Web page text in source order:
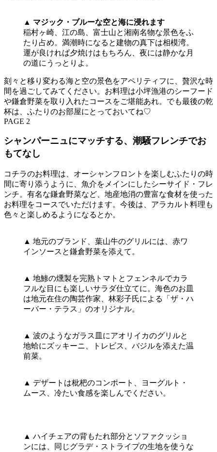
▲ マジック・ブルーな空と海に浸れます
稲村ヶ崎、江の島、富士山と湘南名物な景色をふ
たり占め。満潮時になると建物の真下は相模湾。
運が良ければ夕焼けはもちろん、夜には静かな月
の道にうっとりよ。
刻々と移り変わる海と空の景色をアペリティフに、贅沢な時
間を過ごしてみてください。お料理は小坪漁港のシーフード
や鎌倉野菜を取り入れたコースをご堪能あれ。でも最後の乾
杯は、ふたりのお部屋にとっておいてね♡
PAGE 2
シャンパーニュにマッチする、潮騒フレンチでお
もてなし
コチラのお料理は、オーシャンフロントを楽しむふたりの時
間に寄り添うように、魚介をメインにしたシーサイド・フレ
ンチ。有名な鎌倉野菜など、地産地消の豊富な食材を使った
お料理をコースでいただけます。今後は、アラカルト料理も
色々と楽しめるようになるとか。
▲ 地元のブランド、葉山牛のグリルには、赤ワ
インソースと鎌倉野菜を添えて。
▲ 地鯵の燻製を完熟トマトとフェンネルでカラ
フルな目にも楽しいサラダ仕立てに。海色のお皿
は地元在住の陶芸作家、林彩子氏による「ザ・ハ
ーバー・テラス」のオリジナル。
▲ 波のようなガラス皿にアオリイカのグリルと
地蛤にズッキーニ、トレビス、バジルを添えた温
前菜。
▲ デザートは枇杷のコンポート、ヨーグルト・
ムース、冷たい食感を楽しんでください。
▲ ハイチェアの背もたれ部分とソファクッショ
ンには、同じグラデ・ストライプの生地を使うな